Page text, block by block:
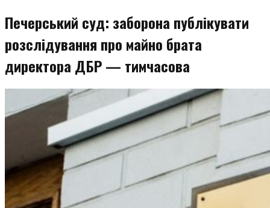
Печерський суд: заборона публікувати
розслідування про майно брата
директора ДБР — тимчасова